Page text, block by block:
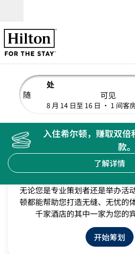
随
处
可见
8 月 14 日至 16 日 • 1 间客
编辑搜索详情，8 月 14 日至 16
入住希尔顿，赚取双
款。
了解详情
亚利桑那比特摩尔，LXR酒店及度假村
希尔顿的活
无论您是专业策划者还是举办活
顿都能帮助您打造无缝、无忧的
千家酒店的其中一家为您的
开始筹划